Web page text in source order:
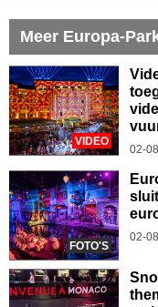
Meer Europa-
VIDEO
02-
FOTO'S
02-